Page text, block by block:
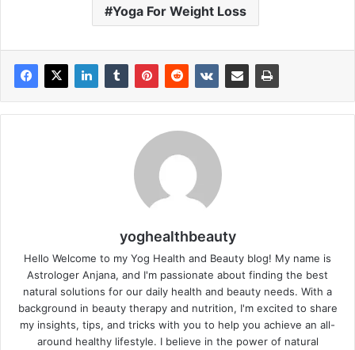
Yoga For Weight Loss
yoghealthbeauty
Hello Welcome to my Yog Health and Beauty blog! My name is
Astrologer Anjana, and I'm passionate about finding the best
natural solutions for our daily health and beauty needs. With a
background in beauty therapy and nutrition, I'm excited to share
my insights, tips, and tricks with you to help you achieve an all-
around healthy lifestyle. I believe in the power of natural